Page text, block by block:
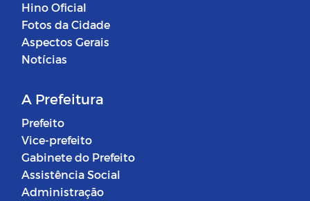
Hino Oficial
Fotos da Cidade
Aspectos Gerais
Notícias
A Prefeitura
Prefeito
Vice-prefeito
Gabinete do Prefeito
Assistência Social
Administração